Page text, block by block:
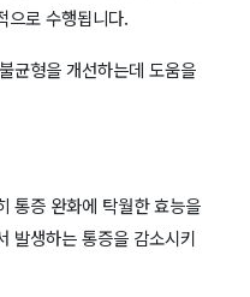
으로 수행됩니다.
균형을 개선하는데 도움을
통증 완화에 탁월한 효능을
발생하는 통증을 감소시키